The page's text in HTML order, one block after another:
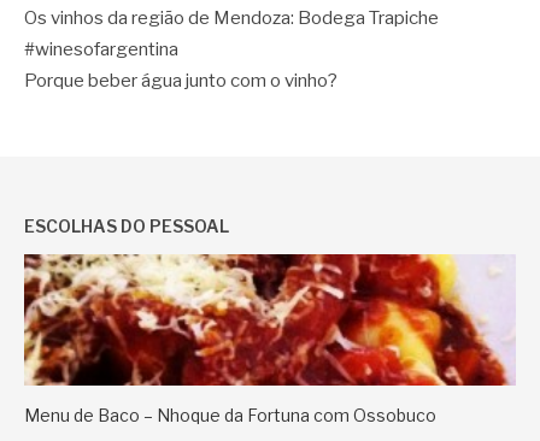
Os vinhos da região de Mendoza: Bodega Trapiche
#winesofargentina
Porque beber água junto com o vinho?
ESCOLHAS DO PESSOAL
Menu de Baco – Nhoque da Fortuna com Ossobuco